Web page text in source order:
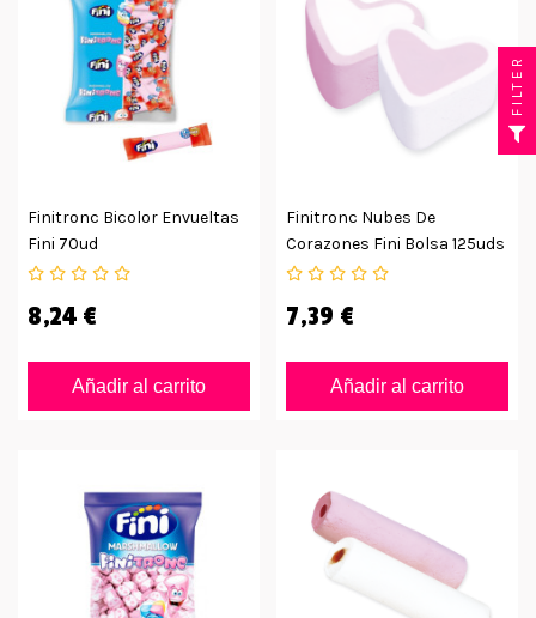
Finitronc Bicolor Envueltas
Fini 70ud
8,24 €
Añadir al carrito
Finitronc Nubes De
Corazones Fini Bolsa 125uds
7,39 €
Añadir al carrito
FILTER